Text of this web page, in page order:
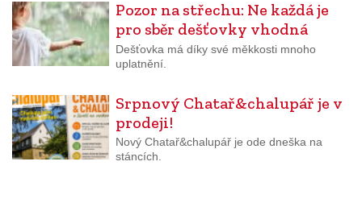
Pozor na střechu: Ne každá je
pro sběr dešťovky vhodná
Dešťovka má díky své měkkosti mnoho
uplatnění.
Srpnový Chatař&chalupář je v
prodeji!
Nový Chatař&chalupář je ode dneška na
stáncích.